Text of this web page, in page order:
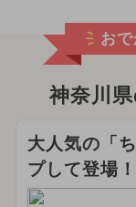
お
神奈川
大人気の「
プして登場！